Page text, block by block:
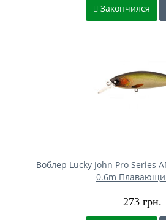
Закончился
Воблер Lucky John Pro Series
0.6m
273 грн.